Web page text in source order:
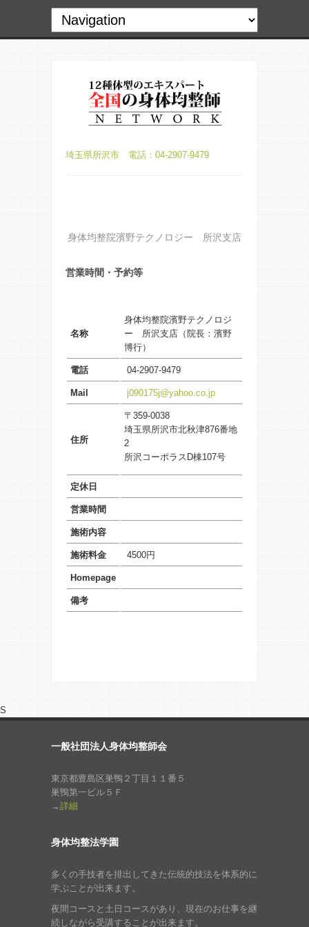
埼玉県所沢市 電話：04-2907-9479
身体均整院濱野テクノロジー 所沢支店
営業時間・予約等
名称
身体均整院濱野テクノロジ
ー 所沢支店（院長： 濱野
博行）
電話 04-2907-9479
Mail j090175j@yahoo.co.jp
住所
〒359-0038
埼玉県所沢市北秋津876番地
2
所沢コーポラスD棟107号
定休日
営業時間
施術内容
施術料金 4500円
Homepage
備考
S
一般社団法人身体均整師会
東京都豊島区巣鴨２丁目１１番５
巣鴨第一ビル５Ｆ
→ 詳細
身体均整法学園
多くの手技者を排出してきた伝統的技法を体系的に
学ぶことが出来ます。
夜間コースと土日コースがあり、現在のお仕事を継
続しながら受講することが出来ます。